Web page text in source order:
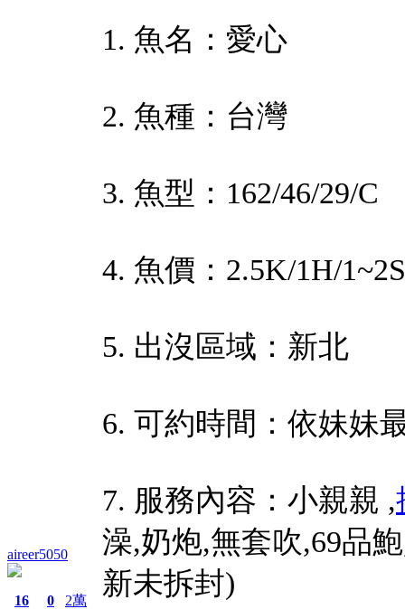
aireer5050
16 0 2萬
1. 魚名：愛心
2. 魚種：台灣
3. 魚型：162/46/29/C
4. 魚價：2.5K/1H/
5. 出沒區域：新北
6. 可約時間：依妹妹
7. 服務內容：小親親 ,
澡,奶炮,無套吹,69品
新未拆封)